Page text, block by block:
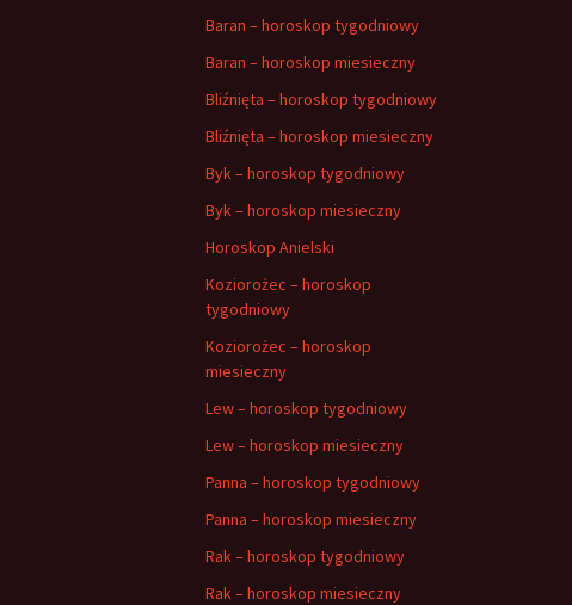
Baran – horoskop tygodniowy
Baran – horoskop miesieczny
Bliźnięta – horoskop tygodniowy
Bliźnięta – horoskop miesieczny
Byk – horoskop tygodniowy
Byk – horoskop miesieczny
Horoskop Anielski
Koziorożec – horoskop
tygodniowy
Koziorożec – horoskop
miesieczny
Lew – horoskop tygodniowy
Lew – horoskop miesieczny
Panna – horoskop tygodniowy
Panna – horoskop miesieczny
Rak – horoskop tygodniowy
Rak – horoskop miesieczny